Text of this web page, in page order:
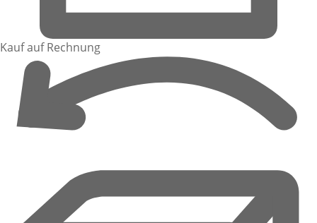
Kauf auf Rechnung